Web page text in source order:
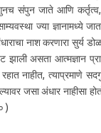
संपुन जाते आणि
ज्या ज्ञानामध्ये
नाश करणारा सुर्य
असता आत्मज्ञान
रहात नाहीत, त्याप्रमाणे
जसा अंधार नाहीसा
)